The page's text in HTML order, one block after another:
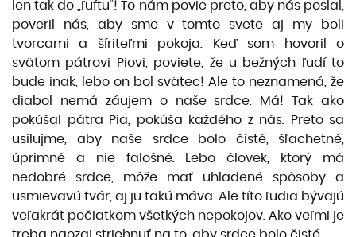
len tak do „ľuftu“! To nám povie preto, aby nás poslal,
poveril nás, aby sme v tomto svete aj my boli
tvorcami a šíriteľmi pokoja. Keď som hovoril o
svätom pátrovi Piovi, poviete, že u bežných ľudí to
bude inak, lebo on bol svätec! Ale to neznamená, že
diabol nemá záujem o naše srdce. Má! Tak ako
pokúšal pátra Pia, pokúša každého z nás. Preto sa
usilujme, aby naše srdce bolo čisté, šľachetné,
úprimné a nie falošné. Lebo človek, ktorý má
nedobré srdce, môže mať uhladené spôsoby a
usmievavú tvár, aj ju takú máva. Ale títo ľudia bývajú
veľakrát počiatkom všetkých nepokojov. Ako veľmi je